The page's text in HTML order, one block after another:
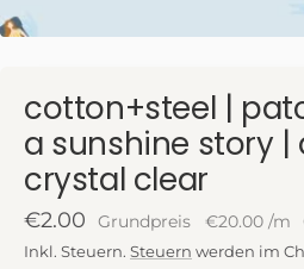
cotton+steel |
a sunshine story |
crystal clear
Angebotspreis
€2.00 Grundpreis €20.00 /m
Inkl. Steuern. Steuern werden im